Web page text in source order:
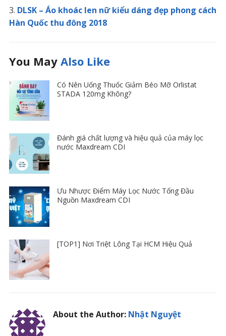
DLSK – Áo khoác len nữ kiểu dáng đẹp phong cách
Hàn Quốc thu đông 2018
You May Also Like
Có Nên Uống Thuốc Giảm Béo Mỡ Orlistat
STADA 120mg Không?
Đánh giá chất lượng và hiệu quả của máy lọc
nước Maxdream CDI
Ưu Nhược Điểm Máy Lọc Nước Tổng Đầu
Nguồn Maxdream CDI
[TOP1] Nơi Triệt Lông Tại HCM Hiệu Quả
About the Author: Nhật Nguyệt